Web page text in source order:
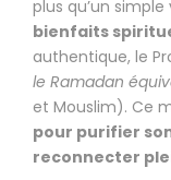
plus qu’un simple
bienfaits
le Ramadan
et Mouslim). Ce
pour purifier
reconnecter